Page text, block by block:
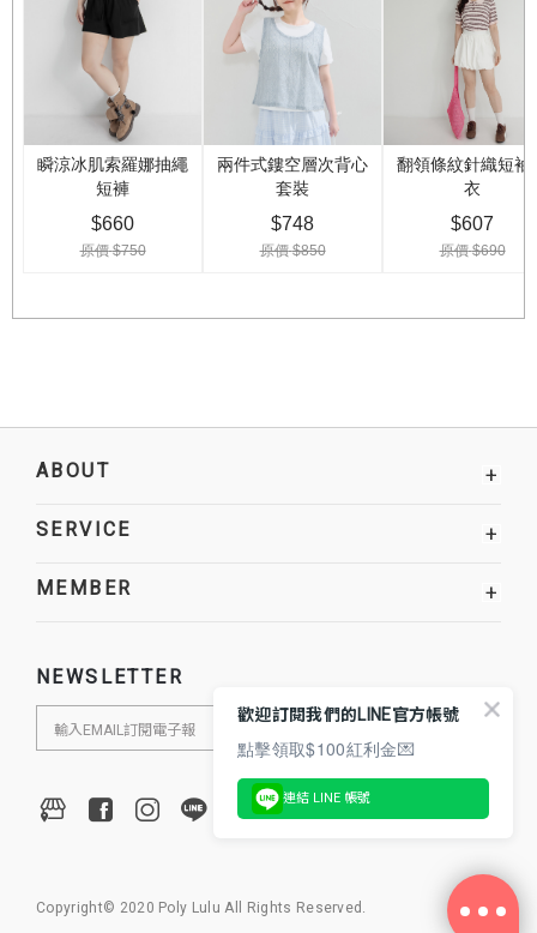
ABOUT +
SERVICE +
MEMBER +
NEWSLETTER
Copyright© 2020 Poly Lulu All Rights Reserved.
歡迎訂閱我們的LINE官方帳號
點擊領取$100紅利金💌
連結 LINE 帳號